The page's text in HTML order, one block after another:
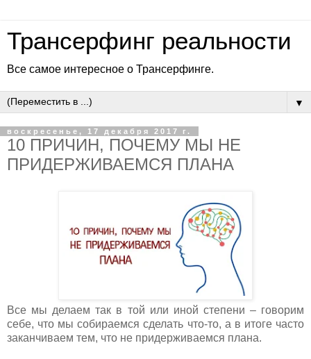
Трансерфинг реальности
Все самое интересное о Трансерфинге.
▼
воскресенье, 17 декабря 2017 г.
10 ПРИЧИН, ПОЧЕМУ МЫ НЕ
ПРИДЕРЖИВАЕМСЯ ПЛАНА
Все мы делаем так в той или иной степени – говорим
себе, что мы собираемся сделать что-то, а в итоге часто
заканчиваем тем, что не придерживаемся плана.